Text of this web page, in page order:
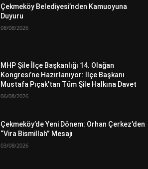
Çekmeköy Belediyesi’nden Kamuoyuna
Duyuru
08/08/2026
MHP Şile İlçe Başkanlığı 14. Olağan
Kongresi’ne Hazırlanıyor: İlçe Başkanı
Mustafa Pıçak’tan Tüm Şile Halkına Davet
06/08/2026
Çekmeköy’de Yeni Dönem: Orhan Çerkez’den
“Vira Bismillah” Mesajı
03/08/2026